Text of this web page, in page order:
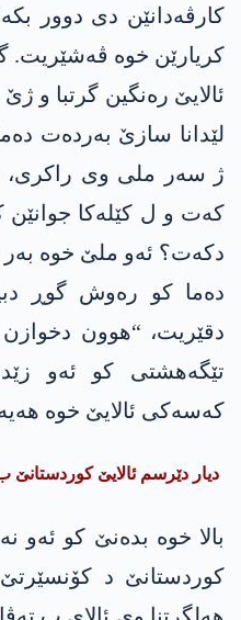
كارڤه‌دانێن دی دوور
کریارێن خوە ڤەشێریت.
ئالایێ رەنگین گرتبا و
لێدانا سازێ به‌رده‌ت
ژ سەر ملی وی راكری،
كه‌ت و ل کێلەکا
دکەت؟ ئەو ملێ خوە بەر
دەما کو رەوش گوڕ
دقێریت، “ھوون
تێگه‌هشتی کو ئەو
کەسه‌كی ئالایێ خوە
دیار دێرسم ئالایێ
بالا خوە بده‌نێ کو ئەو
کوردستانێ د